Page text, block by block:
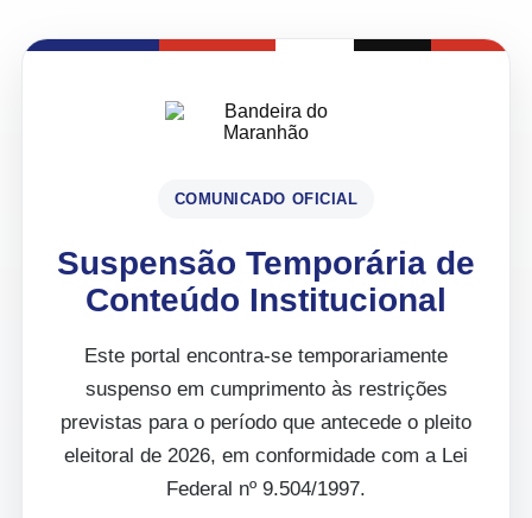
COMUNICADO OFICIAL
Suspensão Temporária de
Conteúdo Institucional
Este portal encontra-se temporariamente
suspenso em cumprimento às restrições
previstas para o período que antecede o pleito
eleitoral de 2026, em conformidade com a Lei
Federal nº 9.504/1997.